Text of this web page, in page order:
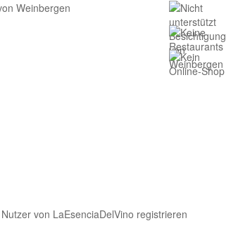
Weinbergen
von LaEsenciaDelVino registrieren